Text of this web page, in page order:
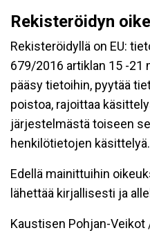
Rekisteröidyn
Rekisteröidyllä on EU:
679/2016 artiklan 15 -21
pääsy tietoihin, pyytää
poistoa, rajoittaa
järjestelmästä toiseen
henkilötietojen käsittelyä.
Edellä mainittuihin
lähettää kirjallisesti ja
Kaustisen Pohjan-Veikot